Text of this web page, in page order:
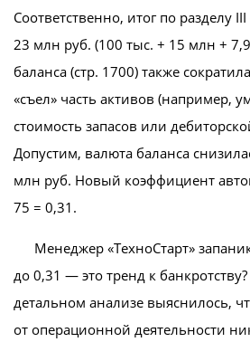
Соответственно, итог по разделу
23 млн руб. (100 тыс. + 15 млн +
баланса (стр. 1700) также
«съел» часть активов (например,
стоимость запасов или
Допустим, валюта баланса
млн руб. Новый коэффициент
75 = 0,31.
Менеджер «ТехноСтарт»
до 0,31 — это тренд к
детальном анализе выяснилось,
от операционной деятельности